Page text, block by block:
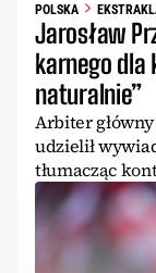
POLSKA
Jarosław
karnego dla
naturalnie”
Arbiter
udzielił
tłumacząc